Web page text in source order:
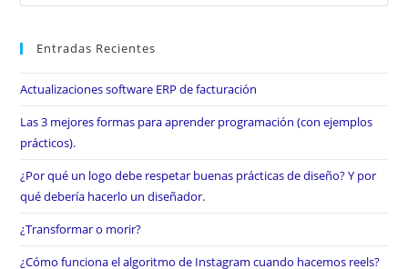
Entradas Recientes
Actualizaciones software ERP de facturación
Las 3 mejores formas para aprender programación (con ejemplos
prácticos).
¿Por qué un logo debe respetar buenas prácticas de diseño? Y por
qué debería hacerlo un diseñador.
¿Transformar o morir?
¿Cómo funciona el algoritmo de Instagram cuando hacemos reels?